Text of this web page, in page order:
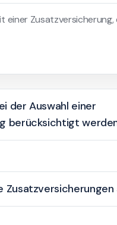
einer Zusatzversicherung,
der Auswahl einer
berücksichtigt